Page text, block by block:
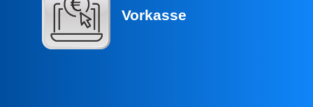
Vorkasse